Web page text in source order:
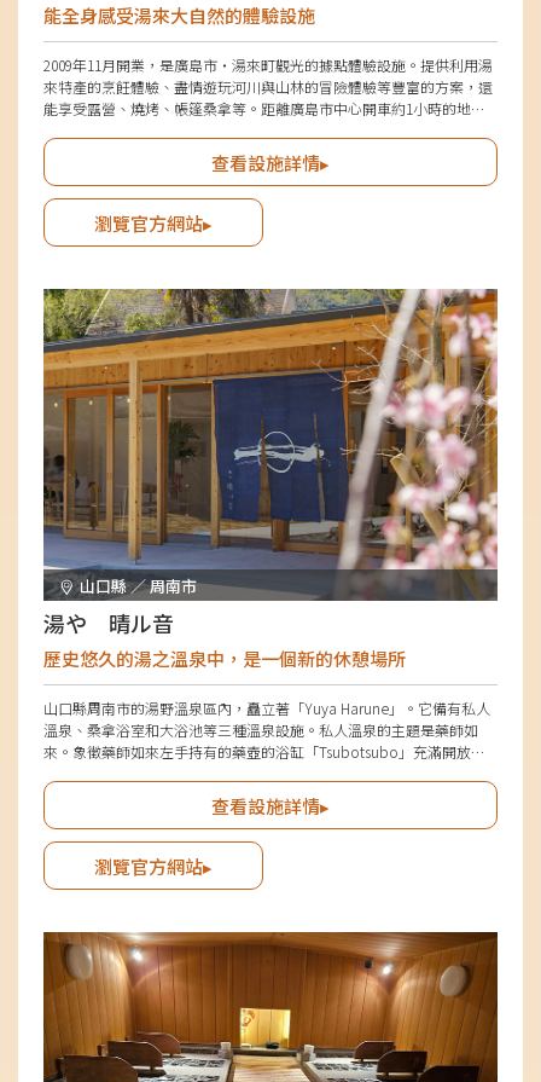
能全身感受湯來大自然的體驗設施
2009年11月開業，是廣島市・湯來町觀光的據點體驗設施。提供利用湯
來特產的烹飪體驗、盡情遊玩河川與山林的冒險體驗等豐富的方案，還
能享受露營、燒烤、帳篷桑拿等。距離廣島市中心開車約1小時的地
民宿舍 湯來Lodge」及「湯來特產品市場館」，以「湯來交流體驗中
心」為據點，能盡情享受整個湯來地區。
查看設施詳情▸
瀏覽官方網站▸
山口縣 ／ 周南市
湯や 晴ル音
歷史悠久的湯之溫泉中，是一個新的休憩場所
山口縣周南市的湯野溫泉區內，矗立著「Yuya Harune」。它備有私人
溫泉、桑拿浴室和大浴池等三種溫泉設施。私人溫泉的主題是藥師如
來。象徵藥師如來左手持有的藥壺的浴缸「Tsubotsubo」充滿開放
藥師如來旁邊站立的月光菩薩，讓人感受到白天享受微暗的月光浴的感
覺。大浴場在保留了2022年休業的「湯野莊」的外觀的基礎上進行了改
造，讓舊時粉絲們感受到懷舊之情。
查看設施詳情▸
瀏覽官方網站▸